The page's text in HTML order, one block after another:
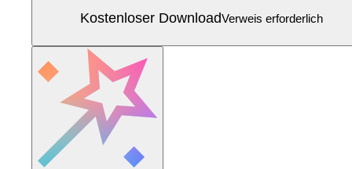
Kostenloser DownloadVerweis erforderlich